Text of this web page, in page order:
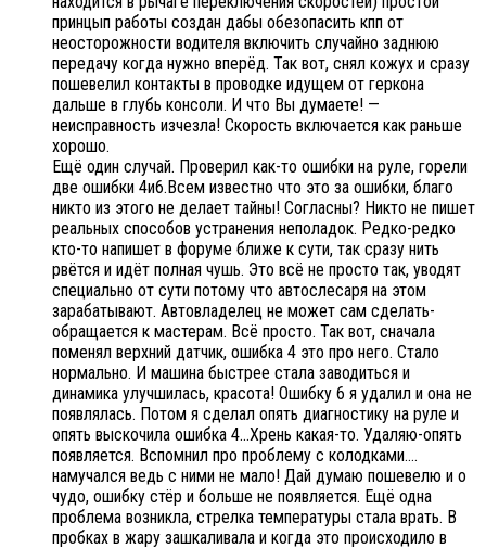
принцып работы создан дабы обезопасить кпп от
неосторожности водителя включить случайно заднюю
передачу когда нужно вперёд. Так вот, снял кожух и сразу
пошевелил контакты в проводке идущем от геркона
дальше в глубь консоли. И что Вы думаете! —
неисправность изчезла! Скорость включается как раньше
хорошо.
Ещё один случай. Проверил как-то ошибки на руле, горели
две ошибки 4и6.Всем известно что это за ошибки, благо
никто из этого не делает тайны! Согласны? Никто не пишет
реальных способов устранения неполадок. Редко-редко
кто-то напишет в форуме ближе к сути, так сразу нить
рвётся и идёт полная чушь. Это всё не просто так, уводят
специально от сути потому что автослесаря на этом
зарабатывают. Автовладелец не может сам сделать-
обращается к мастерам. Всё просто. Так вот, сначала
поменял верхний датчик, ошибка 4 это про него. Стало
нормально. И машина быстрее стала заводиться и
динамика улучшилась, красота! Ошибку 6 я удалил и она не
появлялась. Потом я сделал опять диагностику на руле и
опять выскочила ошибка 4…Хрень какая-то. Удаляю-опять
появляется. Вспомнил про проблему с колодками….
намучался ведь с ними не мало! Дай думаю пошевелю и о
чудо, ошибку стёр и больше не появляется. Ещё одна
проблема возникла, стрелка температуры стала врать. В
пробках в жару зашкаливала и когда это происходило в